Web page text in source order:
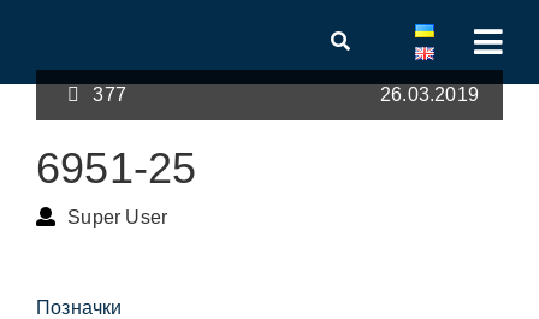
377 26.03.2019
6951-25
Super User
Позначки